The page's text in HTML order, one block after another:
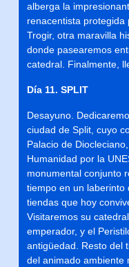
alberga la
renacentista protegida
Trogir, otra maravilla
donde pasearemos
catedral. Finalmente,
Día 11. SPLIT
Desayuno.
ciudad de Split, cuyo
Palacio de
Humanidad por la
monumental conjunto
tiempo en un laberinto
tiendas que hoy
Visitaremos su
emperador, y el
antigüedad. Resto del
del animado ambiente